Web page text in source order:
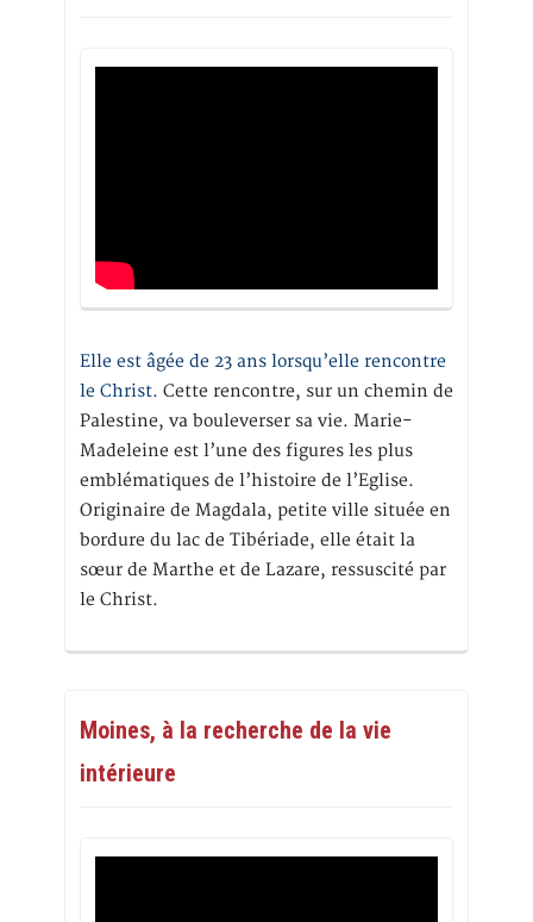
Elle est âgée de 23 ans lorsqu’elle rencontre
le Christ. Cette rencontre, sur un chemin de
Palestine, va bouleverser sa vie. Marie-
Madeleine est l’une des figures les plus
emblématiques de l’histoire de l’Eglise.
Originaire de Magdala, petite ville située en
bordure du lac de Tibériade, elle était la
sœur de Marthe et de Lazare, ressuscité par
le Christ.
Moines, à la recherche de la vie
intérieure